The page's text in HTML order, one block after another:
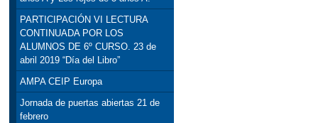
PARTICIPACIÓN VI LECTURA
CONTINUADA POR LOS
ALUMNOS DE 6º CURSO. 23 de
abril 2019 “Día del Libro”
AMPA CEIP Europa
Jornada de puertas abiertas 21 de
febrero